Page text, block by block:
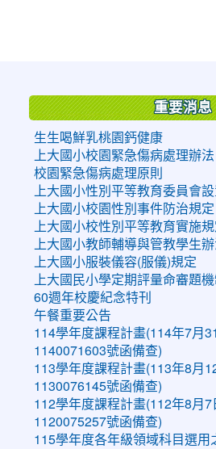
重要消息
生生喝鮮乳桃園鈣健康
上大國小校園緊急傷病處理辦法
校園緊急傷病處理原則
上大國小性別平等教育委員會
上大國小校園性別事件防治規定
上大國小校性別平等教育實施
上大國小教師輔導與管教學生
上大國小服裝儀容(服儀)規定
上大國民小學定期評量命審題
60週年校慶紀念特刊
午餐重要公告
114學年度課程計畫(114年7月
1140071603號函備查)
113學年度課程計畫(113年8月
1130076145號函備查)
112學年度課程計畫(112年8月7
1120075257號函備查)
115學年度各年級領域科目選用